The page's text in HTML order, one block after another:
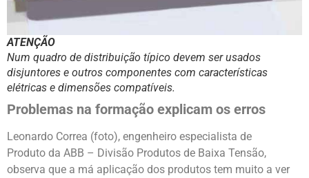
ATENÇÃO
Num quadro de distribuição típico devem ser usados
disjuntores e outros componentes com características
elétricas e dimensões compatíveis.
Problemas na formação explicam os erros
Leonardo Correa (foto), engenheiro especialista de
Produto da ABB – Divisão Produtos de Baixa Tensão,
observa que a má aplicação dos produtos tem muito a ver